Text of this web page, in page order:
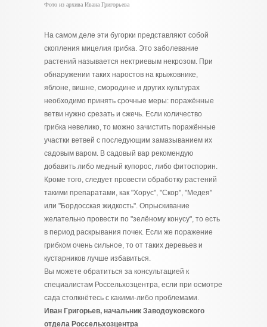
Фото из архива Ивана Григорьева
На самом деле эти бугорки представляют собой
скопления мицелия грибка. Это заболевание
растений называется нектриевым некрозом. При
обнаружении таких наростов на крыжовнике,
яблоне, вишне, смородине и других культурах
необходимо принять срочные меры: поражённые
ветви нужно срезать и сжечь. Если количество
грибка невелико, то можно зачистить поражённые
участки ветвей с последующим замазыванием их
садовым варом. В садовый вар рекомендую
добавить либо медный купорос, либо фитоспорин.
Кроме того, следует провести обработку растений
такими препаратами, как "Хорус", "Скор", "Медея"
или "Бордосская жидкость". Опрыскивание
желательно провести по "зелёному конусу", то есть
в период раскрывания почек. Если же поражение
грибком очень сильное, то от таких деревьев и
кустарников лучше избавиться.
Вы можете обратиться за консультацией к
специалистам Россельхозцентра, если при осмотре
сада столкнётесь с какими-либо проблемами.
Иван Григорьев, начальник Заводоуковского
отдела Россельхозцентра